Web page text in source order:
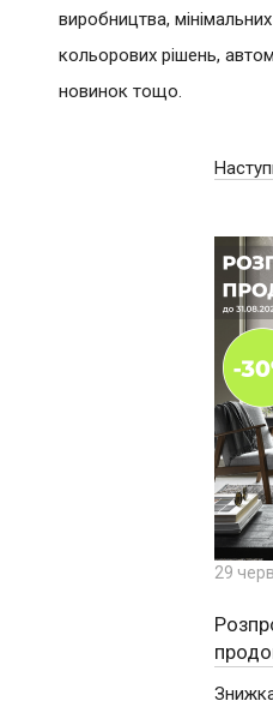
виробництва, мінімальних
кольорових рішень,
новинок тощо.
29